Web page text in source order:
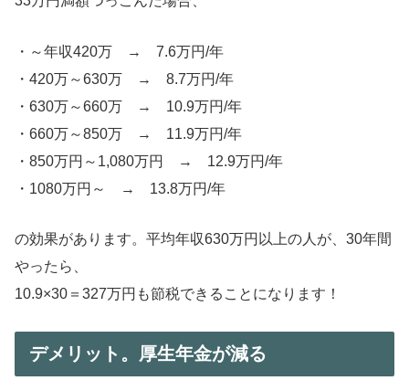
・～年収420万 → 7.6万円/年
・420万～630万 → 8.7万円/年
・630万～660万 → 10.9万円/年
・660万～850万 → 11.9万円/年
・850万円～1,080万円 → 12.9万円/年
・1080万円～ → 13.8万円/年
の効果があります。平均年収630万円以上の人が、30年間
やったら、
10.9×30＝327万円も節税できることになります！
デメリット。厚生年金が減る